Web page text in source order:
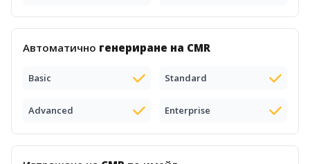
Автоматично генериране на CMR
Basic Standard
Advanced Enterprise